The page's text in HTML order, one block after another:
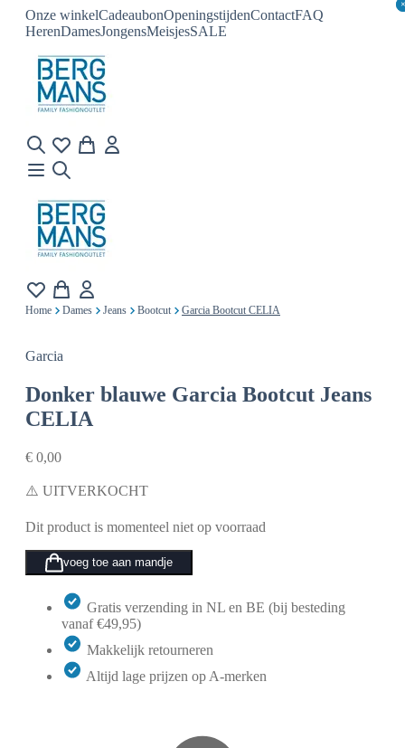
Onze winkelCadeaubonOpeningstijdenContactFAQ
HerenDamesJongensMeisjesSALE
×
×
Home Dames Jeans Bootcut Garcia Bootcut CELIA
Garcia
Donker blauwe Garcia Bootcut Jeans
CELIA
€ 0,00
⚠️ UITVERKOCHT
Dit product is momenteel niet op voorraad
voeg toe aan mandje
Gratis verzending in NL en BE (bij besteding
vanaf €49,95)
Makkelijk retourneren
Altijd lage prijzen op A-merken